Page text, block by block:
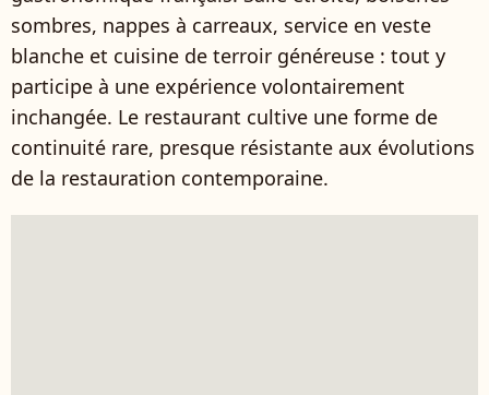
sombres, nappes à carreaux, service en veste
blanche et cuisine de terroir généreuse : tout y
participe à une expérience volontairement
inchangée. Le restaurant cultive une forme de
continuité rare, presque résistante aux évolutions
de la restauration contemporaine.